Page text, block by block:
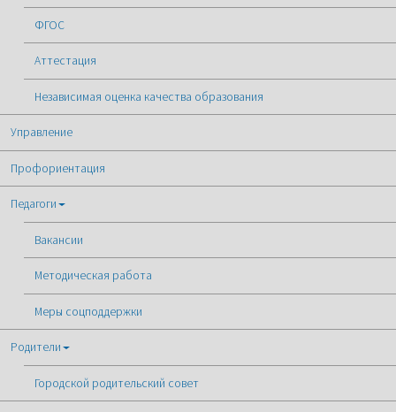
ФГОС
Аттестация
Независимая оценка качества образования
Управление
Профориентация
Педагоги
Вакансии
Методическая работа
Меры соцподдержки
Родители
Городской родительский совет